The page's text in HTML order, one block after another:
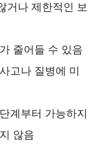
거나 제한적인 보
줄어들 수 있음
고나 질병에 미
계부터 가능하지
않음